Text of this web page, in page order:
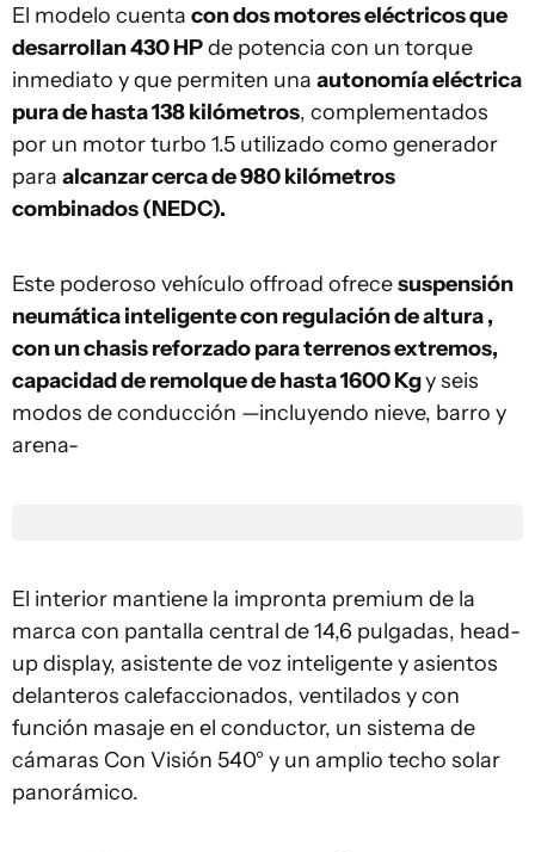
El modelo cuenta con dos motores eléctricos que
desarrollan 430 HPde potencia con un torque
inmediato y que permiten una autonomía eléctrica
pura de hasta 138 kilómetros, complementados
por un motor turbo 1.5 utilizado como generador
para alcanzar cerca de 980 kilómetros
combinados(NEDC).
Este poderoso vehículo offroad ofrecesuspensión
neumática inteligente con regulación de altura ,
con un chasis reforzado para terrenos extremos,
capacidad de remolque de hasta 1600 Kgy seis
modos de conducción —incluyendo nieve, barro y
arena-
El interior mantiene la impronta premium de la
marca con pantalla central de 14,6 pulgadas, head-
up display, asistente de voz inteligente y asientos
delanteros calefaccionados, ventilados y con
función masaje en el conductor, un sistema de
cámaras Con Visión 540° y un amplio techo solar
panorámico.